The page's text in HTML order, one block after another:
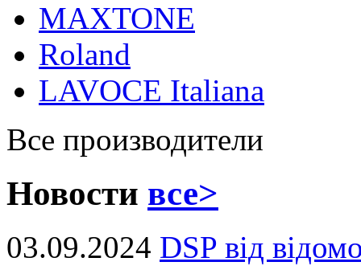
MAXTONE
Roland
LAVOCE Italiana
Все производители
Новости все>
03.09.2024 DSP від